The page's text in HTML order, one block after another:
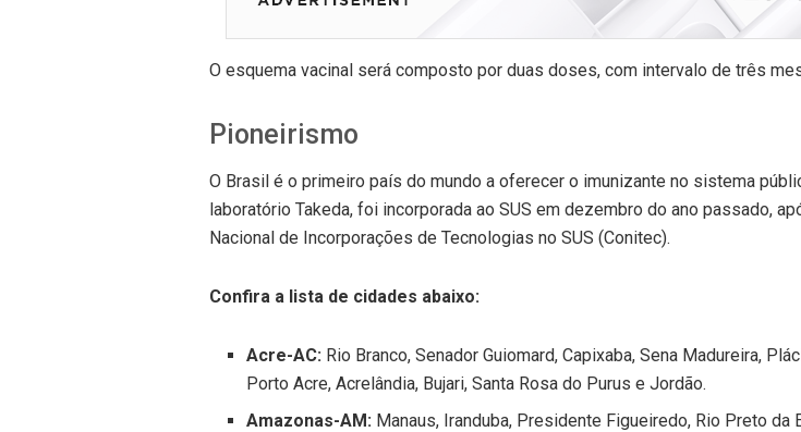
O esquema vacinal será composto por duas doses, com intervalo de três
Pioneirismo
O Brasil é o primeiro país do mundo a oferecer o imunizante no sistema
laboratório Takeda, foi incorporada ao SUS em dezembro do ano passado,
Nacional de Incorporações de Tecnologias no SUS (Conitec).
Confira a lista de cidades abaixo:
Acre-AC: Rio Branco, Senador Guiomard, Capixaba, Sena Madureira,
Porto Acre, Acrelândia, Bujari, Santa Rosa do Purus e Jordão.
Amazonas-AM: Manaus, Iranduba, Presidente Figueiredo, Rio Preto da